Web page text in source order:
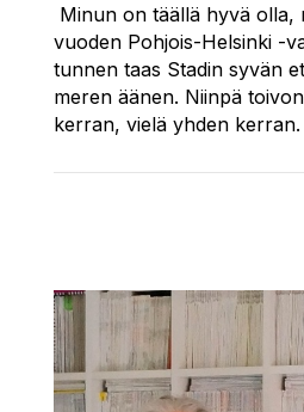
Minun on täällä hyvä olla,
vuoden Pohjois-Helsinki -
tunnen taas Stadin syvän
meren äänen. Niinpä
kerran, vielä yhden